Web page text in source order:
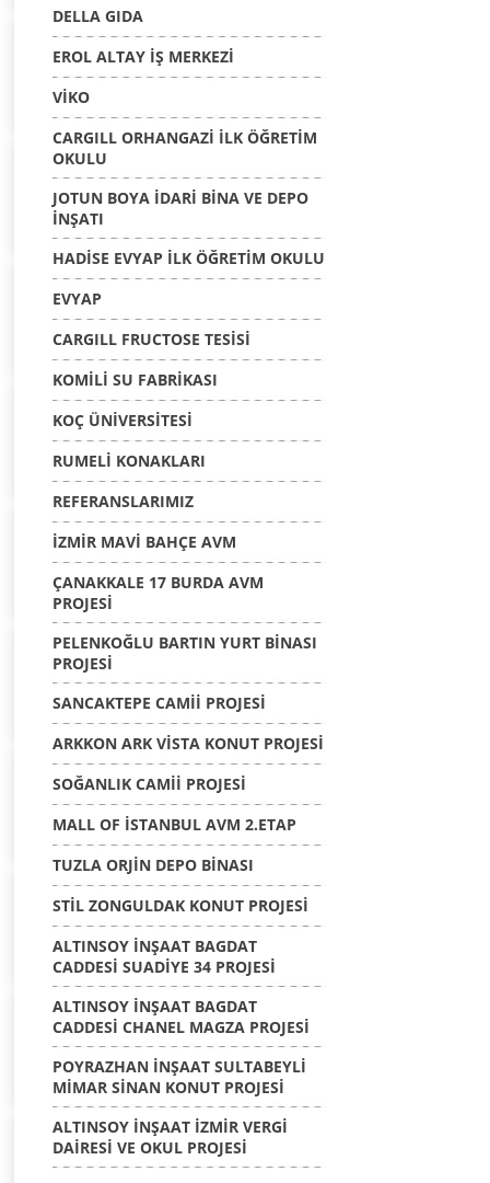
DELLA GIDA
EROL ALTAY İŞ MERKEZİ
VİKO
CARGILL ORHANGAZİ İLK ÖĞRETİM
OKULU
JOTUN BOYA İDARİ BİNA VE DEPO
İNŞATI
HADİSE EVYAP İLK ÖĞRETİM OKULU
EVYAP
CARGILL FRUCTOSE TESİSİ
KOMİLİ SU FABRİKASI
KOÇ ÜNİVERSİTESİ
RUMELİ KONAKLARI
REFERANSLARIMIZ
İZMİR MAVİ BAHÇE AVM
ÇANAKKALE 17 BURDA AVM
PROJESİ
PELENKOĞLU BARTIN YURT BİNASI
PROJESİ
SANCAKTEPE CAMİİ PROJESİ
ARKKON ARK VİSTA KONUT PROJESİ
SOĞANLIK CAMİİ PROJESİ
MALL OF İSTANBUL AVM 2.ETAP
TUZLA ORJİN DEPO BİNASI
STİL ZONGULDAK KONUT PROJESİ
ALTINSOY İNŞAAT BAGDAT
CADDESİ SUADİYE 34 PROJESİ
ALTINSOY İNŞAAT BAGDAT
CADDESİ CHANEL MAGZA PROJESİ
POYRAZHAN İNŞAAT SULTABEYLİ
MİMAR SİNAN KONUT PROJESİ
ALTINSOY İNŞAAT İZMİR VERGİ
DAİRESİ VE OKUL PROJESİ